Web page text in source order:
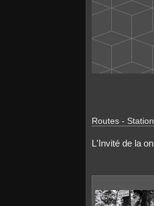
Routes -
L'Invité de la